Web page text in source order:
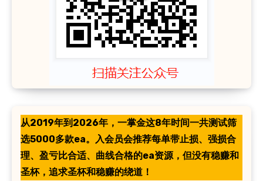
从2019年到2026年，一掌金这8年时间一共测试筛
选5000多款ea。入会员会推荐每单带止损、强损合
理、盈亏比合适、曲线合格的ea资源，但没有稳赚和
圣杯，追求圣杯和稳赚的绕道！